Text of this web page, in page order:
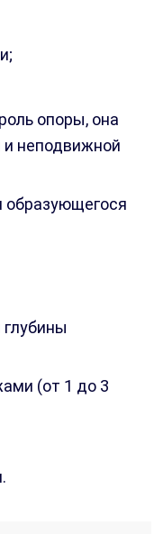
опоры, она
и неподвижной
образующегося
глубины
(от 1 до 3